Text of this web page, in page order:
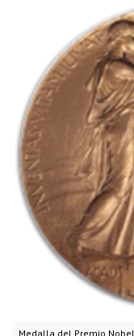
Medalla del Premio Nobel